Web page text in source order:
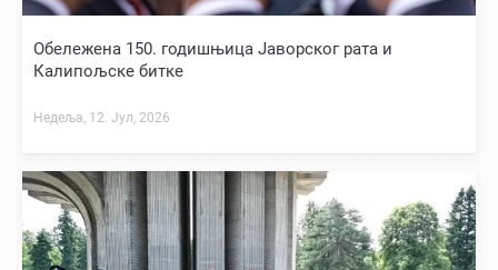
Обележена 150. годишњица Јаворског рата и
Калипољске битке
Недеља, 12. Јул, 2026